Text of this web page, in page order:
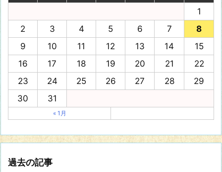
1
2
3 4 5 6 7
8
9
10 11 12 13 14
15
16
17 18 19 20 21
22
23
24 25 26 27 28
29
30
31
« 1月
過去の記事